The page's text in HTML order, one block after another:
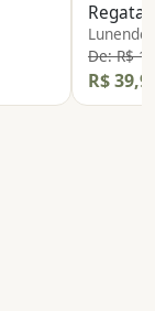
Regata
Lunender
De: R$
R$